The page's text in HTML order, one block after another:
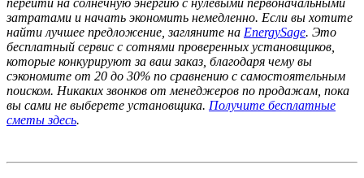
затратами и начать экономить немедленно. Если вы хотите
найти лучшее предложение, загляните на EnergySage. Это
бесплатный сервис с сотнями проверенных установщиков,
которые конкурируют за ваш заказ, благодаря чему вы
сэкономите от 20 до 30% по сравнению с самостоятельным
поиском. Никаких звонков от менеджеров по продажам, пока
вы сами не выберете установщика. Получите бесплатные
сметы здесь.